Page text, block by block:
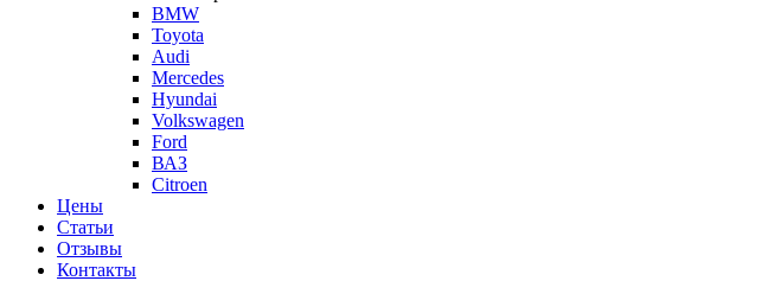
BMW
Toyota
Audi
Mercedes
Hyundai
Volkswagen
Ford
ВАЗ
Citroen
Цены
Статьи
Отзывы
Контакты